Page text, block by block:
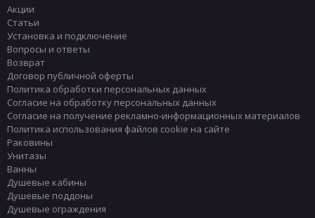
Акции
Статьи
Установка и подключение
Вопросы и ответы
Возврат
Договор публичной оферты
Политика обработки персональных данных
Согласие на обработку персональных данных
Согласие на получение рекламно-информационных материалов
Политика использования файлов cookie на сайте
Раковины
Унитазы
Ванны
Душевые кабины
Душевые поддоны
Душевые ограждения